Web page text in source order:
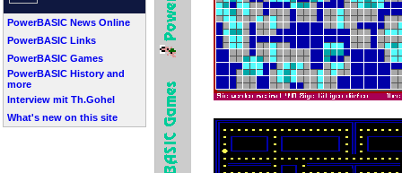
PowerBASIC News Online
PowerBASIC Links
PowerBASIC Games
PowerBASIC History and
more
Interview mit Th.Gohel
What's new on this site